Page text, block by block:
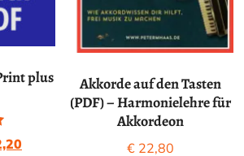
plus
Akkorde auf den Tasten
(PDF) – Harmonielehre für
Akkordeon
€ 22,80